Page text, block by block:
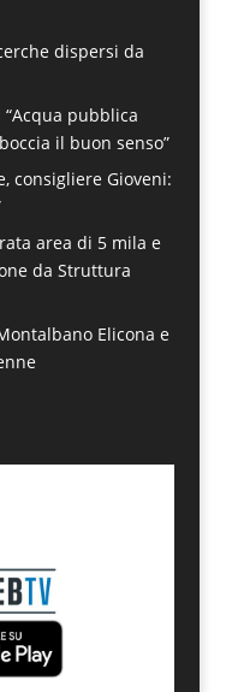
dispersi da
pubblica
il buon senso”
consigliere Gioveni:
area di 5 mila e
da Struttura
Elicona e